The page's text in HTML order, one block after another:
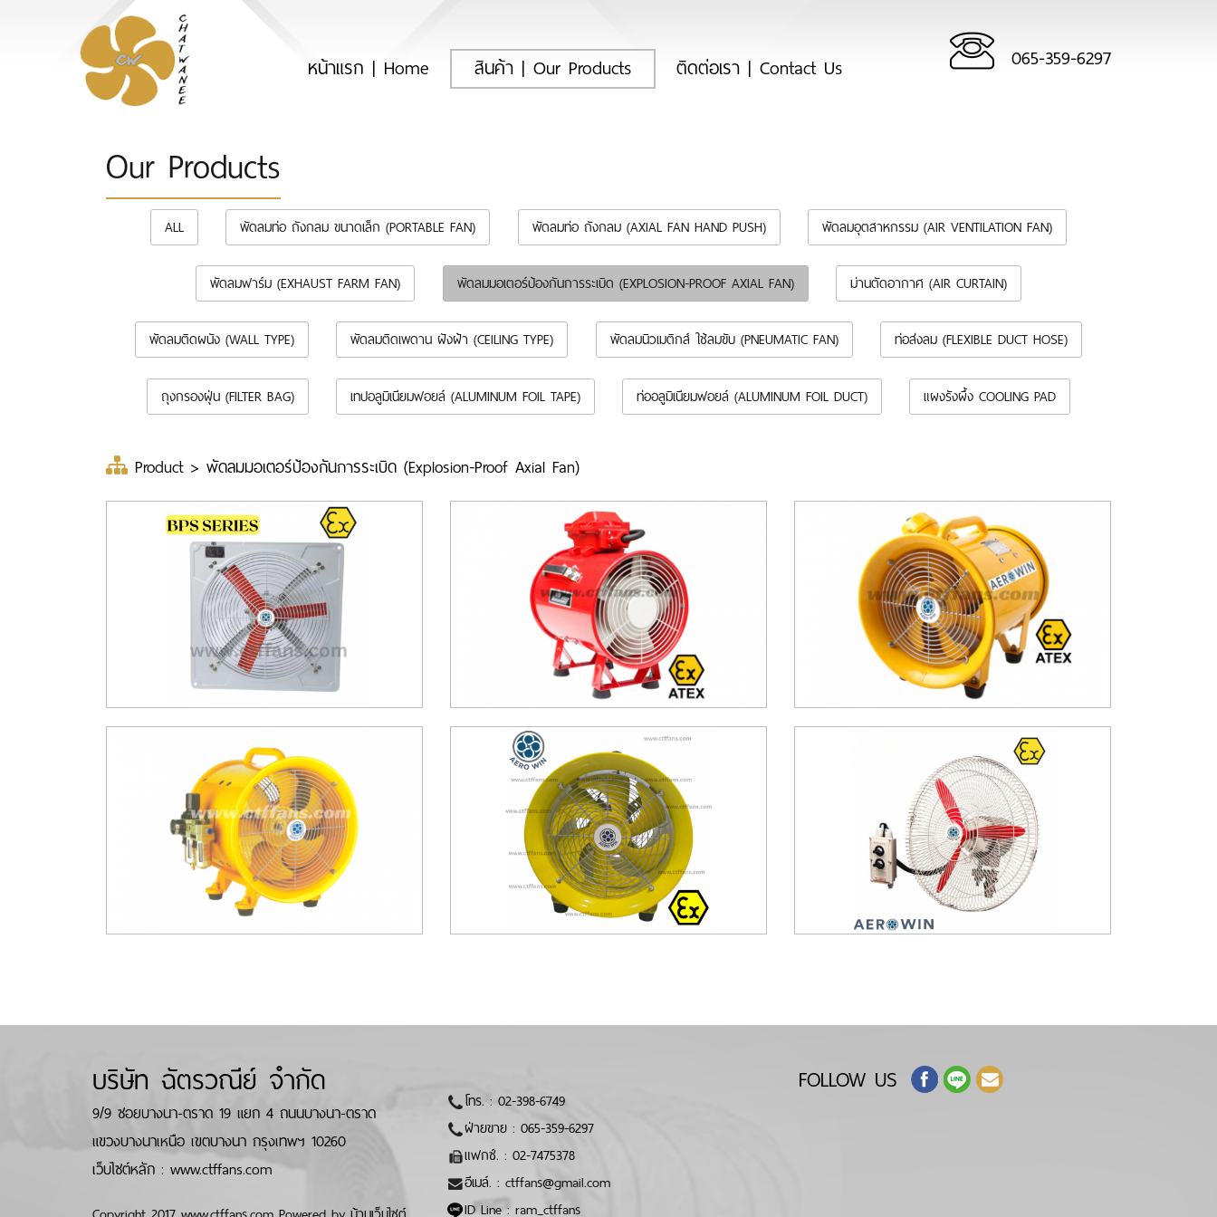
หน้าแรก | Home (current)สินค้า | Our Products ติดต่อเรา | Contact Us 065-359-6297
Our Products
ALL พัดลมท่อ ถังกลม ขนาดเล็ก (PORTABLE FAN) พัดลมท่อ ถังกลม (AXIAL FAN HAND PUSH) พัดลมอุตสาหกรรม (AIR VENTILATION FAN)
พัดลมฟาร์ม (EXHAUST FARM FAN) พัดลมมอเตอร์ป้องกันการระเบิด (EXPLOSION-PROOF AXIAL FAN) ม่านตัดอากาศ (AIR CURTAIN)
พัดลมติดผนัง (WALL TYPE) พัดลมติดเพดาน ฝังฝ้า (CEILING TYPE) พัดลมนิวเมติกส์ ใช้ลมขับ (PNEUMATIC FAN) ท่อส่งลม (FLEXIBLE DUCT HOSE)
ถุงกรองฝุ่น (FILTER BAG) เทปอลูมิเนียมฟอยล์ (ALUMINUM FOIL TAPE) ท่ออลูมิเนียมฟอยล์ (ALUMINUM FOIL DUCT) แผงรังผึ้ง COOLING PAD
Product > พัดลมมอเตอร์ป้องกันการระเบิด (Explosion-Proof Axial Fan)
บริษัท ฉัตรวณีย์ จำกัด
9/9 ซอยบางนา-ตราด 19 แยก 4 ถนนบางนา-ตราด
แขวงบางนาเหนือ เขตบางนา กรุงเทพฯ 10260
เว็บไซต์หลัก : www.ctffans.com
โทร. : 02-398-6749
ฝ่ายขาย : 065-359-6297
แฟกซ์. : 02-7475378
อีเมล์. : ctffans@gmail.com
ID Line : ram_ctffans
FOLLOW US